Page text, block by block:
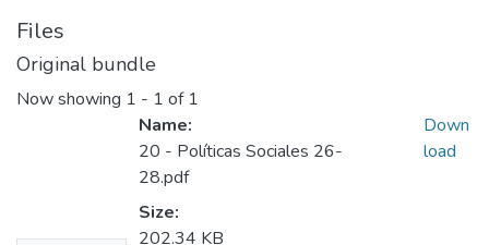
Files
Original bundle
Now showing 1 - 1 of 1
Name:
20 - Políticas Sociales 26-
28.pdf
Size:
202.34 KB
Down
load